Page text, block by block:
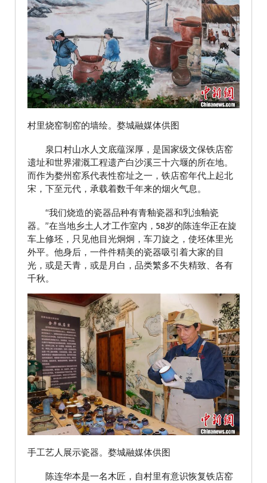
村里烧窑制窑的墙绘。婺城融媒体供图
泉口村山水人文底蕴深厚，是国家级文保铁店窑
遗址和世界灌溉工程遗产白沙溪三十六堰的所在地。
而作为婺州窑系代表性窑址之一，铁店窑年代上起北
宋，下至元代，承载着数千年来的烟火气息。
“我们烧造的瓷器品种有青釉瓷器和乳浊釉瓷
器。”在当地乡土人才工作室内，58岁的陈连华正在旋
车上修坯，只见他目光炯炯，车刀旋之，使坯体里光
外平。他身后，一件件精美的瓷器吸引着大家的目
光，或是天青，或是月白，品类繁多不失精致、各有
千秋。
手工艺人展示瓷器。婺城融媒体供图
陈连华本是一名木匠，自村里有意识恢复铁店窑